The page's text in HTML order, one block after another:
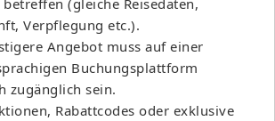
Verpflegung etc.).
Angebot muss auf einer
Buchungsplattform
zugänglich sein.
Rabattcodes oder exklusive